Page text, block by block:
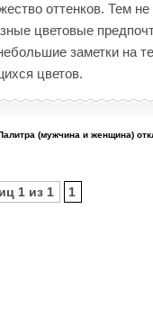
оттенков. Тем
цветовые
заметки на
цветов.
(мужчина и женщина)
1 из 1 1